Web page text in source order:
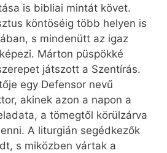
is bibliai mintát követ.
köntöséig több helyen is
s mindenütt az igaz
Márton püspökké
játszott a Szentírás.
egy Defensor nevű
akinek azon a napon a
a tömegtől körülzárva
A liturgián segédkezők
s miközben vártak a